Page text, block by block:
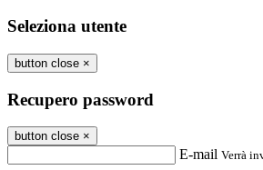
Seleziona utente
button close ×
Recupero password
button close ×
E-mail Verrà